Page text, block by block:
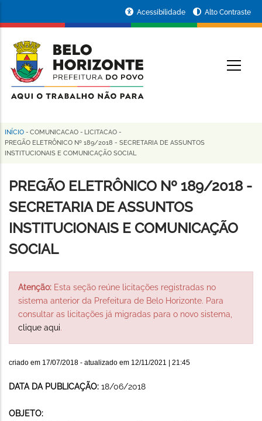
conteúdo
principal
da
Prefeitura
de
Horizonte
Acessibilidade Alto Contraste
Trilha
de
navegação
INÍCIO - COMUNICACAO - LICITACAO -
PREGÃO ELETRÔNICO Nº 189/2018 - SECRETARIA DE ASSUNTOS
INSTITUCIONAIS E COMUNICAÇÃO SOCIAL
PREGÃO ELETRÔNICO Nº 189/2018 -
SECRETARIA DE ASSUNTOS
INSTITUCIONAIS E COMUNICAÇÃO
SOCIAL
Atenção: Esta seção reúne licitações registradas no
sistema anterior da Prefeitura de Belo Horizonte. Para
consultar as licitações já migradas para o novo sistema,
clique aqui.
criado em 17/07/2018 - atualizado em 12/11/2021 | 21:45
DATA DA PUBLICAÇÃO: 18/06/2018
OBJETO: